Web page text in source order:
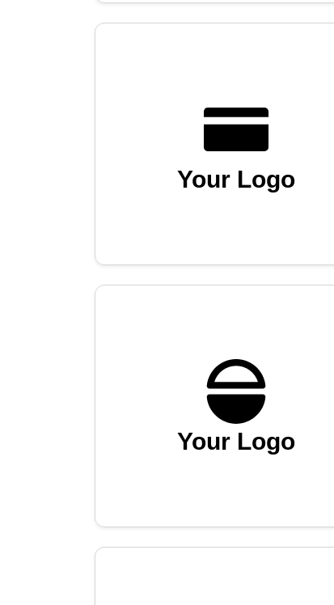
Your Logo
Your Logo